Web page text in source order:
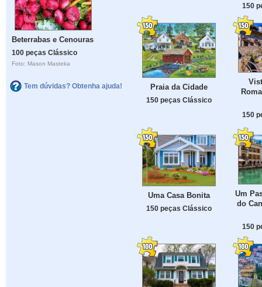
Beterrabas e Cenouras
100 peças Clássico
Foto: Mason Masteka
Tem dúvidas? Obtenha ajuda!
150
Praia da Cidade
150 peças Clássico
150
Uma Casa Bonita
150 peças Clássico
Um
do
150